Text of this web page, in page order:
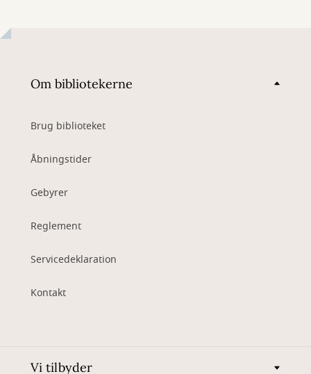
Om bibliotekerne
Brug biblioteket
Åbningstider
Gebyrer
Reglement
Servicedeklaration
Kontakt
Vi tilbyder